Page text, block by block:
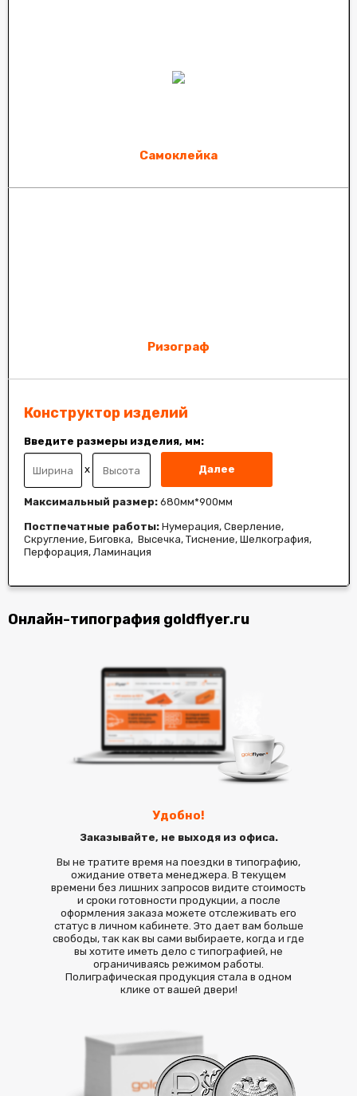
Самоклейка
Ризограф
Конструктор изделий
Введите размеры изделия, мм:
x Далее
Максимальный размер: 680мм*900мм
Постпечатные работы: Нумерация, Сверление,
Скругление, Биговка, Высечка, Тиснение, Шелкография,
Перфорация, Ламинация
Онлайн-типография goldflyer.ru
Удобно!
Заказывайте, не выходя из офиса.
Вы не тратите время на поездки в типографию,
ожидание ответа менеджера. В текущем
времени без лишних запросов видите стоимость
и сроки готовности продукции, а после
оформления заказа можете отслеживать его
статус в личном кабинете. Это дает вам больше
свободы, так как вы сами выбираете, когда и где
вы хотите иметь дело с типографией, не
ограничиваясь режимом работы.
Полиграфическая продукция стала в одном
клике от вашей двери!